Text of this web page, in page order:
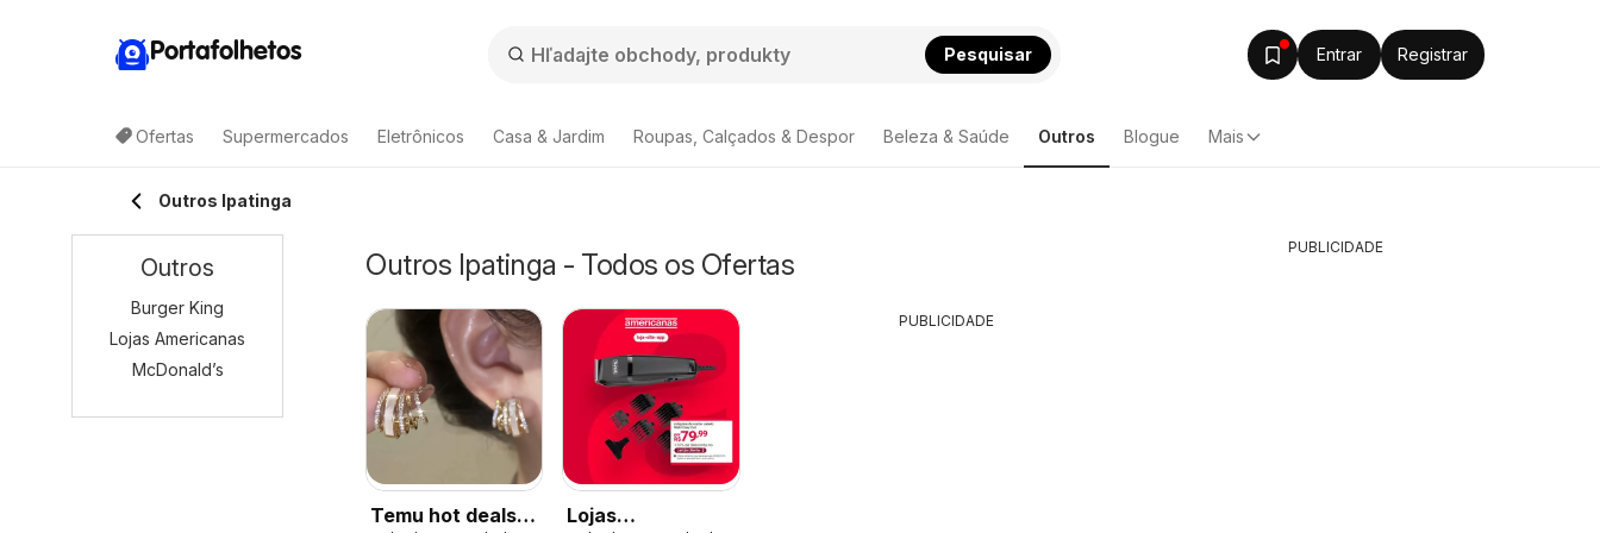
Portafolhetos Pesquisar Entrar Registrar
Ofertas Supermercados Eletrônicos Casa & Jardim Roupas, Calçados & Despor Beleza & Saúde Outros Blogue Mais
Outros Ipatinga
Outros Ipatinga - Todos os Ofertas
Temu hot deals –
Lojas
PUBLICIDADE
Outros
Burger King
Lojas Americanas
McDonald’s
PUBLICIDADE